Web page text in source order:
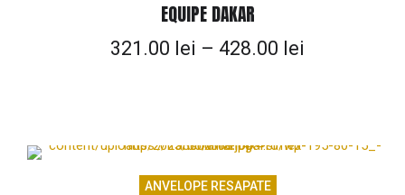
EQUIPE DAKAR
321.00 lei – 428.00 lei
ANVELOPE RESAPATE